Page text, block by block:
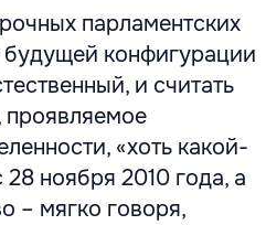
парламентских
конфигурации
и считать
проявляемое
«хоть какой-
ноября 2010 года, а
– мягко говоря,